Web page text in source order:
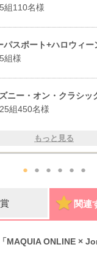
組110名様
パスポート+ハロウィ
組様
ニー・オン・クラシッ
組450名様
もっと見る
● ● ● ● ● ●
関連
MAQUIA ONLINE ×